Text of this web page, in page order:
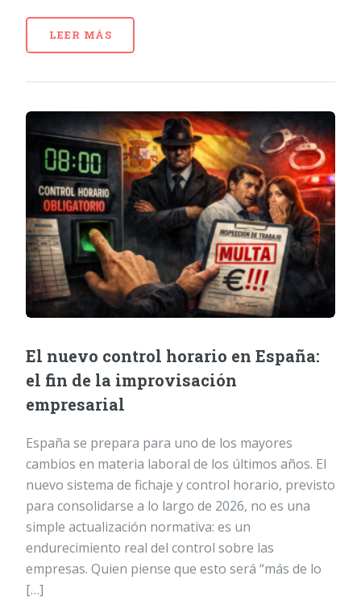
LEER MÁS
El nuevo control horario en España:
el fin de la improvisación
empresarial
España se prepara para uno de los mayores
cambios en materia laboral de los últimos años. El
nuevo sistema de fichaje y control horario, previsto
para consolidarse a lo largo de 2026, no es una
simple actualización normativa: es un
endurecimiento real del control sobre las
empresas. Quien piense que esto será “más de lo
[…]